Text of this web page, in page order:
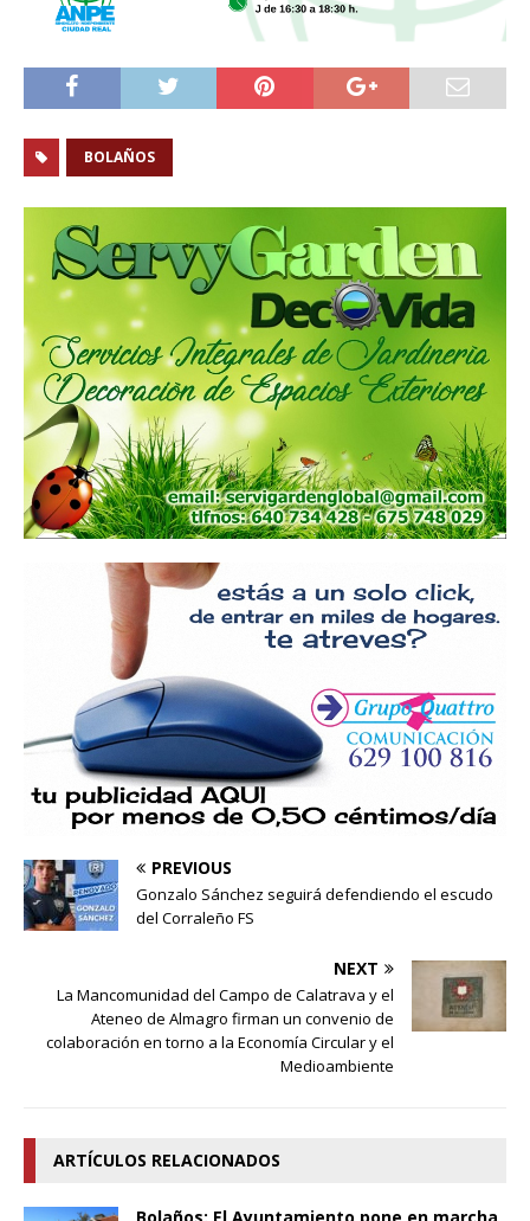
BOLAÑOS
PREVIOUS
Gonzalo Sánchez seguirá defendiendo el escudo
del Corraleño FS
NEXT
La Mancomunidad del Campo de Calatrava y el
Ateneo de Almagro firman un convenio de
colaboración en torno a la Economía Circular y el
Medioambiente
ARTÍCULOS RELACIONADOS
Bolaños: El Ayuntamiento pone en marcha